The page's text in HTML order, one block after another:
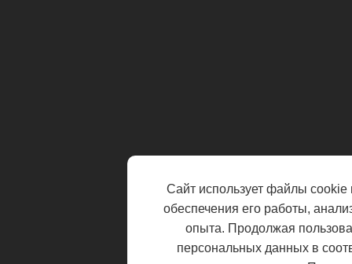
Сайт использует файлы cookie
обеспечения его работы,
опыта. Продолжая
персональных данных в